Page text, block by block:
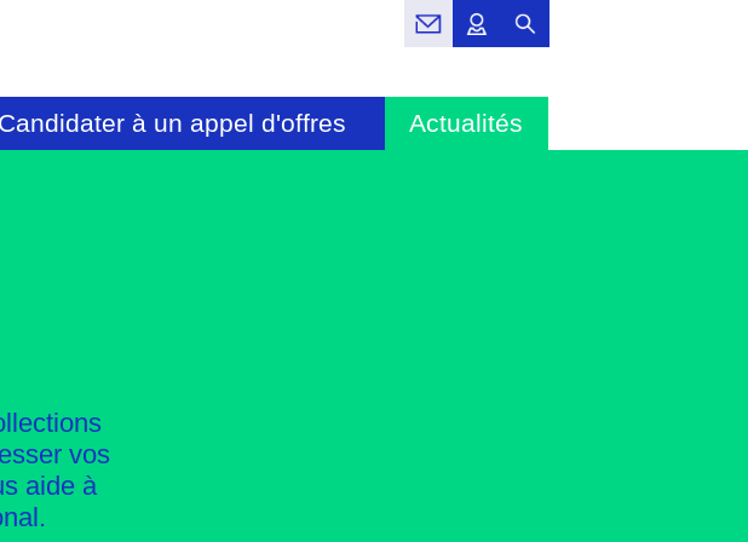
Candidater à un appel d'offres Actualités
vos
aide à